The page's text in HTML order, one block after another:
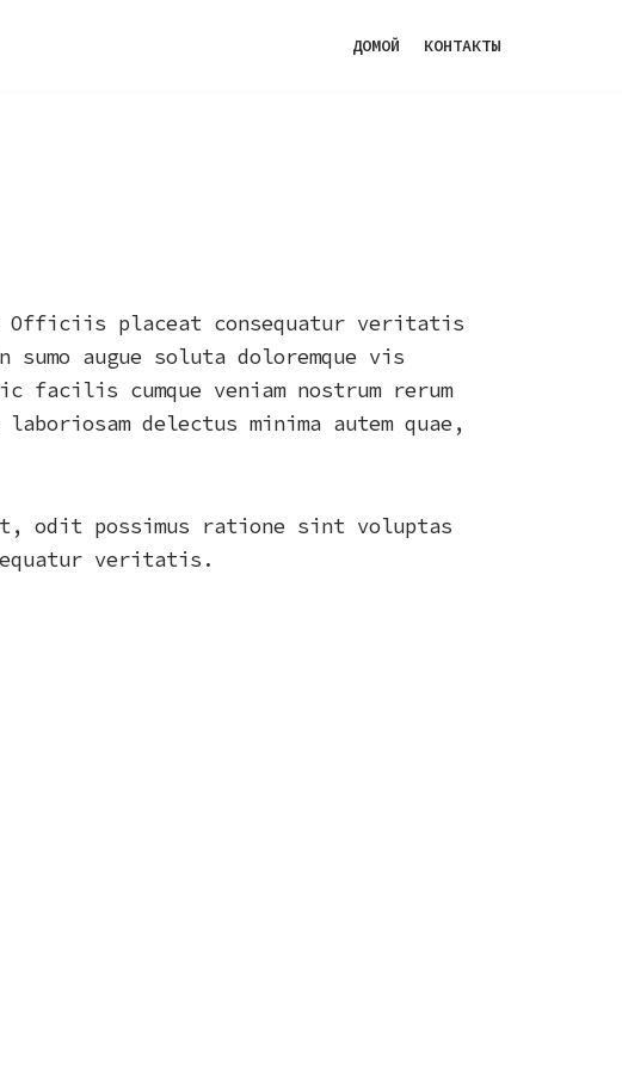
ДОМОЙ КОНТАКТЫ
placeat consequatur veritatis
augue soluta doloremque vis
cumque veniam nostrum rerum
delectus minima autem quae,
odit possimus ratione sint voluptas
veritatis.